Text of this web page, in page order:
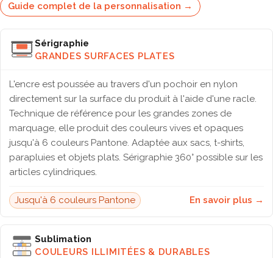
Guide complet de la personnalisation →
Sérigraphie
GRANDES SURFACES PLATES
L'encre est poussée au travers d'un pochoir en nylon
directement sur la surface du produit à l'aide d'une racle.
Technique de référence pour les grandes zones de
marquage, elle produit des couleurs vives et opaques
jusqu'à 6 couleurs Pantone. Adaptée aux sacs, t-shirts,
parapluies et objets plats. Sérigraphie 360° possible sur les
articles cylindriques.
Jusqu'à 6 couleurs Pantone En savoir plus →
Sublimation
COULEURS ILLIMITÉES & DURABLES